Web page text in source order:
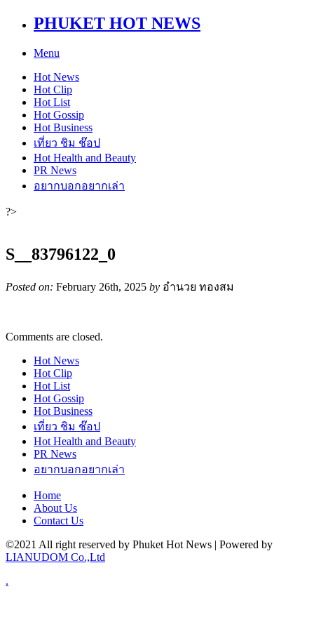
PHUKET HOT NEWS
Menu
Hot News
Hot Clip
Hot List
Hot Gossip
Hot Business
เที่ยว ชิม ช๊อป
Hot Health and Beauty
PR News
อยากบอกอยากเล่า
?>
S__83796122_0
Posted on: February 26th, 2025 by อำนวย ทองสม
Comments are closed.
Hot News
Hot Clip
Hot List
Hot Gossip
Hot Business
เที่ยว ชิม ช๊อป
Hot Health and Beauty
PR News
อยากบอกอยากเล่า
Home
About Us
Contact Us
©2021 All right reserved by Phuket Hot News | Powered by
LIANUDOM Co.,Ltd
.